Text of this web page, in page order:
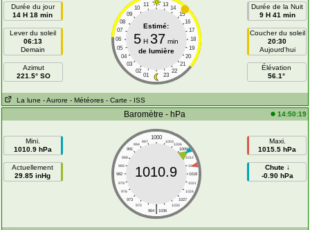
Durée du jour
14 H 18 min
Lever du soleil
06:13
Demain
Azimut
221.5° SO
11 13
10
14
09
15
08
16
07
17
06
18
05
19
04
20
03
21
02
22
01 23
Estimé:
5 H 37 min
de lumière
Durée de la Nuit
9 H 41 min
Coucher du soleil
20:30
Aujourd'hui
Élévation
56.1°
La lune - Aurore - Météores - Carte - ISS
Baromètre - hPa 14:50:19
Mini.
1010.9 hPa
Actuellement
29.85 inHg
1000
997 1003
994
1006
991
1009
988
1012
985
1015
982
1018
979
1021
976
1024
973
1027
970
1030
|
964 1036
1010.9
Maxi.
1015.5 hPa
Chute ↓
-0.90 hPa